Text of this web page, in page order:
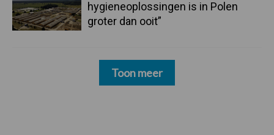
hygieneoplossingen is in Polen
groter dan ooit”
Toon meer